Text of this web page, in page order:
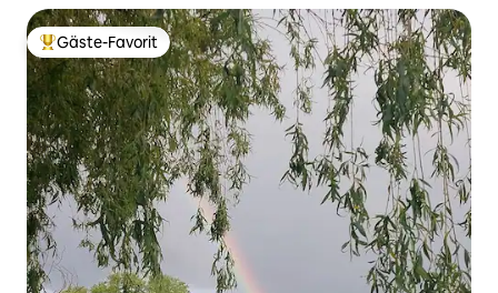
Beliebter Gäste-Favorit.
Gäste-Favorit